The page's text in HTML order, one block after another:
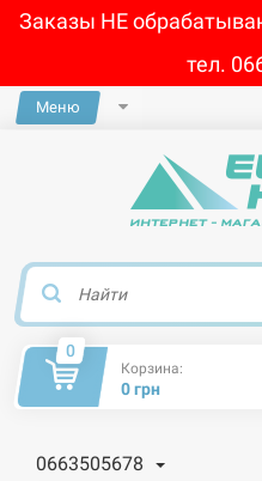
Заказы НЕ
тел.
Меню
0
Корзина:
0 грн
0663505678